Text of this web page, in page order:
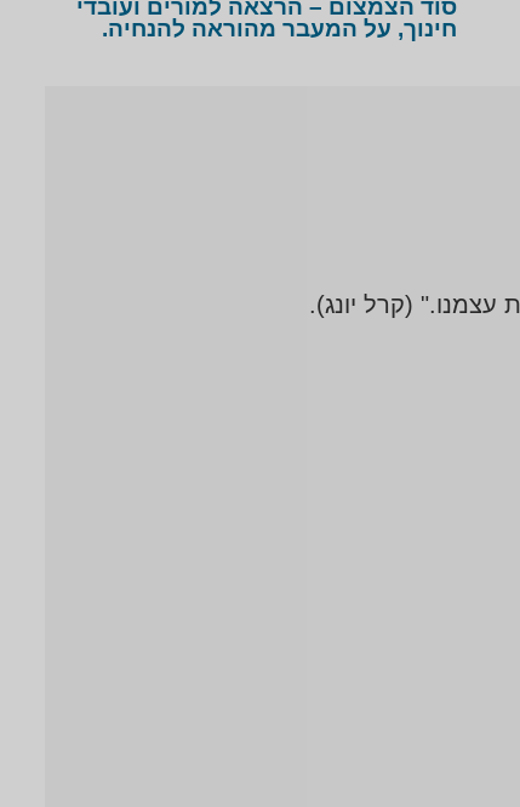
סוד הצמצום – הרצאה למורים ועובדי
חינוך, על המעבר מהוראה להנחיה.
עצמנו." (קרל יונג).